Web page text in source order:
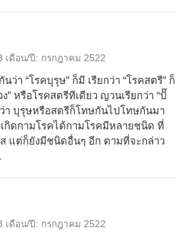
เดือน/ปี: กรกฎาคม 2522
ว่า “โรคบุรุษ” ก็มี เรียกว่า “โรคสตรี” ก็
” หรือโรคสตรีทีเดียว ญวนเรียกว่า “ปั๊
า บุรุษหรือสตรีก็โทษกันไปโทษกันมา
กิดกามโรคได้กามโรคมีหลายชนิด ที่
แต่ก็ยังมีชนิดอื่นๆ อีก ตามที่จะกล่าว
เดือน/ปี: กรกฎาคม 2522